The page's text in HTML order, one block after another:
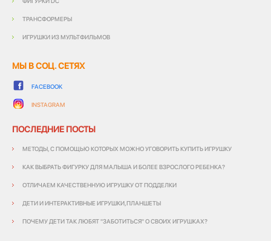
ТРАНСФОРМЕРЫ
ИГРУШКИ ИЗ МУЛЬТФИЛЬМОВ
МЫ В СОЦ. СЕТЯХ
FACEBOOK
INSTAGRAM
ПОСЛЕДНИЕ ПОСТЫ
МЕТОДЫ, С ПОМОЩЬЮ КОТОРЫХ МОЖНО УГОВОРИТЬ КУПИТЬ ИГРУШКУ
КАК ВЫБРАТЬ ФИГУРКУ ДЛЯ МАЛЫША И БОЛЕЕ ВЗРОСЛОГО РЕБЕНКА?
ОТЛИЧАЕМ КАЧЕСТВЕННУЮ ИГРУШКУ ОТ ПОДДЕЛКИ
ДЕТИ И ИНТЕРАКТИВНЫЕ ИГРУШКИ,ПЛАНШЕТЫ
ПОЧЕМУ ДЕТИ ТАК ЛЮБЯТ "ЗАБОТИТЬСЯ" О СВОИХ ИГРУШКАХ?